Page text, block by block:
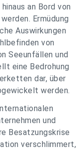
an Bord von
Ermüdung
Auswirkungen
von
Seeunfällen und
eine Bedrohung
dar, über
werden.
und
Besatzungskrise
verschlimmert,